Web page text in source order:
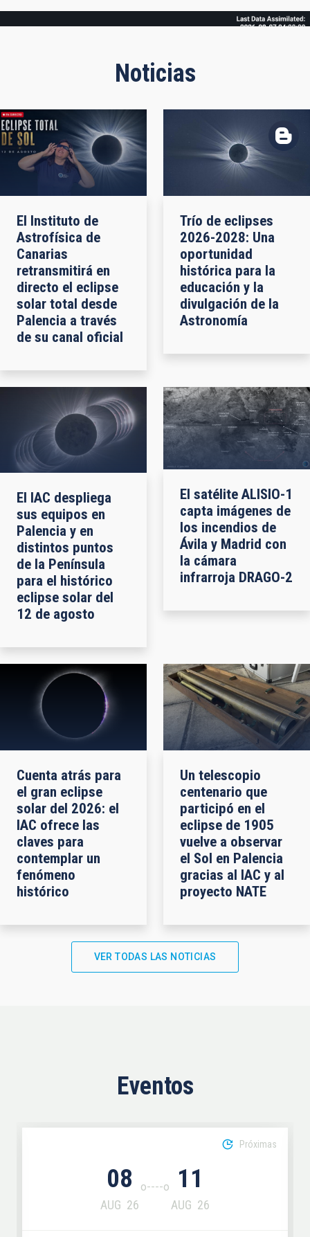
Noticias
El Instituto de
Astrofísica de
Canarias
retransmitirá en
directo el eclipse
solar total desde
Palencia a través
de su canal oficial
Trío de eclipses
2026-2028: Una
oportunidad
histórica para la
educación y la
divulgación de la
Astronomía
El IAC despliega
sus equipos en
Palencia y en
distintos puntos
de la Península
para el histórico
eclipse solar del
12 de agosto
El satélite ALISIO-1
capta imágenes de
los incendios de
Ávila y Madrid con
la cámara
infrarroja DRAGO-2
Cuenta atrás para
el gran eclipse
solar del 2026: el
IAC ofrece las
claves para
contemplar un
fenómeno
histórico
Un telescopio
centenario que
participó en el
eclipse de 1905
vuelve a observar
el Sol en Palencia
gracias al IAC y al
proyecto NATE
VER TODAS LAS NOTICIAS
Eventos
08
AUG 26
11
AUG 26
Próximas